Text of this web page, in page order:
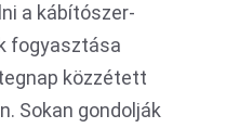
a kábítószer-
fogyasztása
közzétett
Sokan gondolják